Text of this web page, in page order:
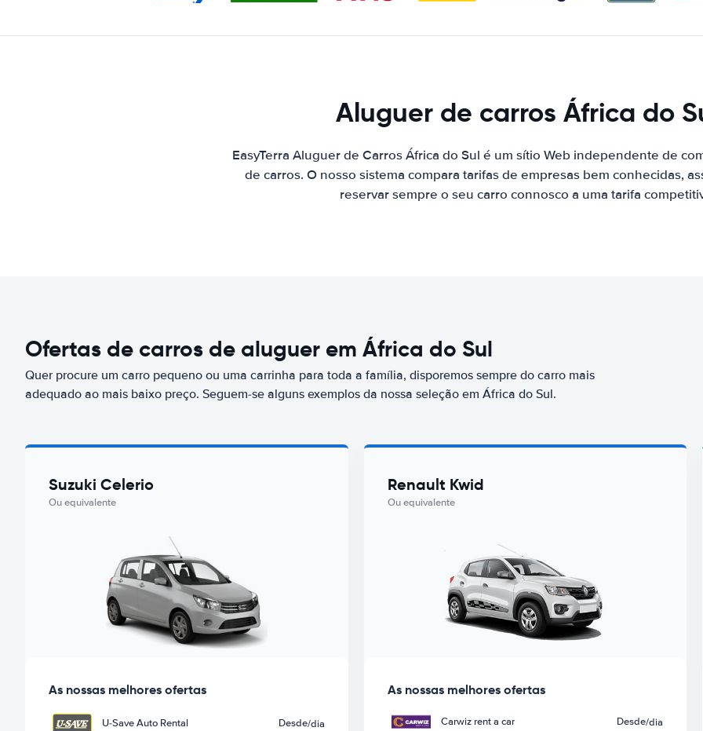
Aluguer de carros África do
EasyTerra Aluguer de Carros África do Sul é um sítio Web independente de
de carros. O nosso sistema compara tarifas de empresas bem conhecidas,
reservar sempre o seu carro connosco a uma tarifa
Ofertas de carros de aluguer em África do Sul
Quer procure um carro pequeno ou uma carrinha para toda a família, disporemos sempre do carro mais
adequado ao mais baixo preço. Seguem-se alguns exemplos da nossa seleção em África do Sul.
Suzuki Celerio
Ou equivalente
As nossas melhores ofertas
U-Save Auto Rental Desde/dia
Renault Kwid
Ou equivalente
As nossas melhores ofertas
Carwiz rent a car Desde/dia